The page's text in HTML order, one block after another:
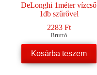
DeLonghi 1méter vízcső
1db szűrővel
2283 Ft
Bruttó
Kosárba teszem